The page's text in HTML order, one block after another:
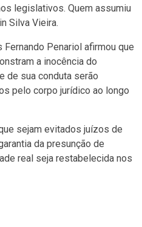
legislativos. Quem assumiu
Silva Vieira.
Penariol afirmou que
a inocência do
de sua conduta serão
pelo corpo jurídico ao longo
sejam evitados juízos de
da presunção de
real seja restabelecida nos